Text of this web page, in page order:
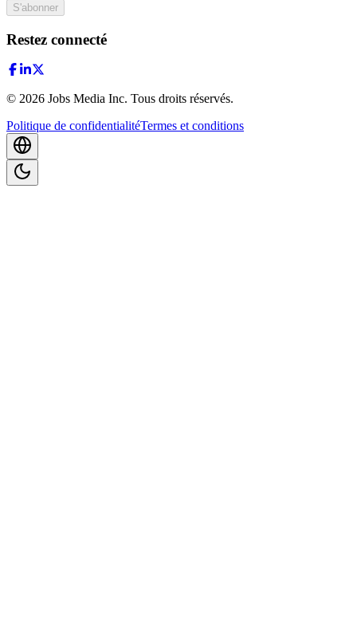
S'abonner
Restez connecté
© 2026 Jobs Media Inc. Tous droits réservés.
Politique de confidentialitéTermes et conditions